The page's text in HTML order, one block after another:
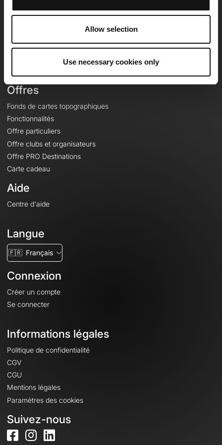
Allow selection
Use necessary cookies only
À propos
Offres
Fonds de cartes topographiques
Fonctionnalités
Offre particuliers
Offre clubs et organisateurs
Offre PRO Destinations
Carte cadeau
Aide
Centre d'aide
Langue
🇫🇷 Français
Connexion
Créer un compte
Se connecter
Informations légales
Politique de confidentialité
CGV
CGU
Mentions légales
Paramètres des cookies
Suivez-nous